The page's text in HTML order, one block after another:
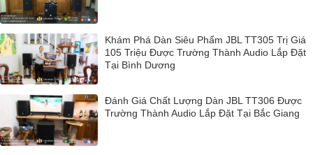
Khám Phá Dàn Siêu Phẩm JBL TT305 Trị Giá
105 Triệu Được Trường Thành Audio Lắp Đặt
Tại Bình Dương
Đánh Giá Chất Lượng Dàn JBL TT306 Được
Trường Thành Audio Lắp Đặt Tại Bắc Giang